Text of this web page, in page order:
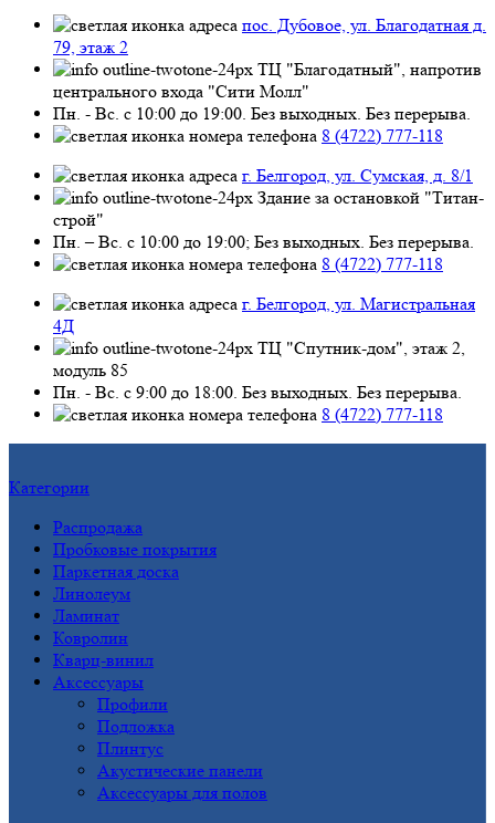
пос. Дубовое, ул. Благодатная д.
79, этаж 2
ТЦ "Благодатный", напротив
центрального входа "Сити Молл"
Пн. - Вс. с 10:00 до 19:00. Без выходных. Без перерыва.
8 (4722) 777-118
г. Белгород, ул. Сумская, д. 8/1
Здание за остановкой "Титан-
строй"
Пн. – Вс. с 10:00 до 19:00; Без выходных. Без перерыва.
8 (4722) 777-118
г. Белгород, ул. Магистральная
4Д
ТЦ "Спутник-дом", этаж 2,
модуль 85
Пн. - Вс. с 9:00 до 18:00. Без выходных. Без перерыва.
8 (4722) 777-118
Категории
Распродажа
Пробковые покрытия
Паркетная доска
Линолеум
Ламинат
Ковролин
Кварц-винил
Аксессуары
Профили
Подложка
Плинтус
Акустические панели
Аксессуары для полов